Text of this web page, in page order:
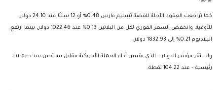
كما تراجعت العقود الآجلة للفضة تسليم مارس 0.48% أو 12 سنتًا عند 24.10 دولار
للأوقية، وانخفض السعر الفوري لكل من البلاتين 0.13% عند 1022.46 دولار، بينما ارتفع
البلاديوم 0.21% إلى 1832.93 دولار.
واستقر مؤشر الدولار – الذي يقيس أداء العملة الأمريكية مقابل سلة من ست عملات
رئيسية – عند 104.22 نقطة.